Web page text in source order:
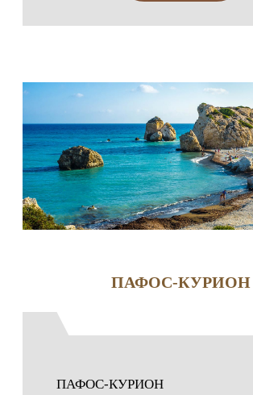
ПАФОС-КУРИОН
ПАФОС-КУРИОН